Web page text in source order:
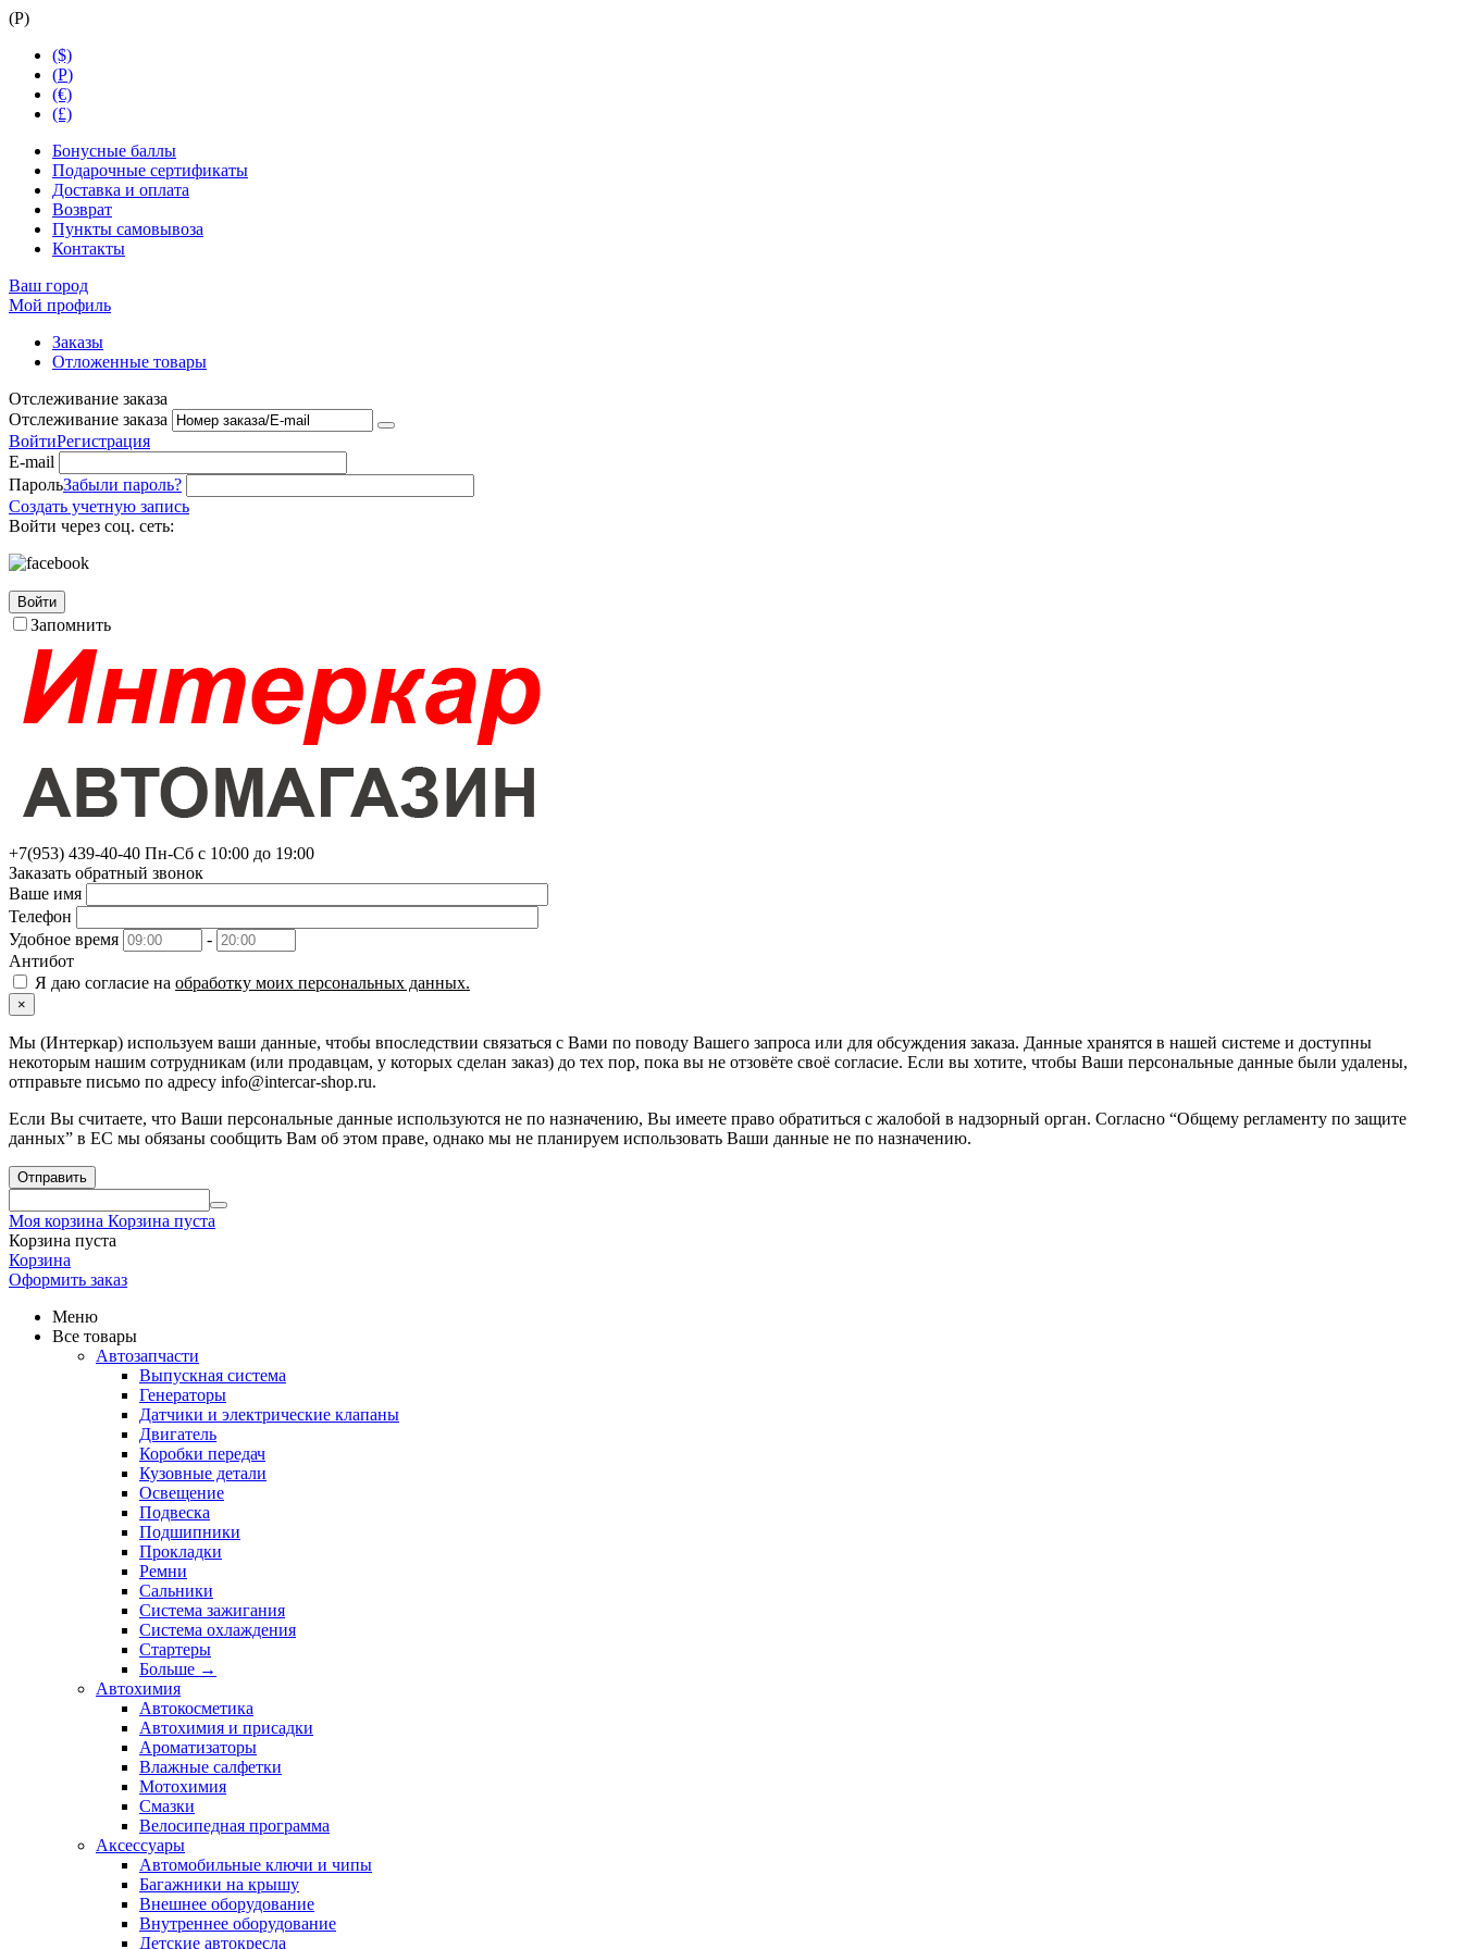
(Р)
($)
(Р)
(€)
(£)
Бонусные баллы
Подарочные сертификаты
Доставка и оплата
Возврат
Пункты самовывоза
Контакты
Ваш город
Мой профиль
Заказы
Отложенные товары
Отслеживание заказа
Отслеживание заказа
ВойтиРегистрация
E-mail
ПарольЗабыли пароль?
Создать учетную запись
Войти через соц. сеть:
Войти
Запомнить
+7(953) 439-40-40 Пн-Сб с 10:00 до 19:00
Заказать обратный звонок
Ваше имя
Телефон
Удобное время
-
Антибот
Я даю согласие на обработку моих персональных данных.
×
Мы (Интеркар) используем ваши данные, чтобы впоследствии связаться с Вами по поводу Вашего запроса или для обсуждения заказа. Данные хранятся в нашей системе и доступны
некоторым нашим сотрудникам (или продавцам, у которых сделан заказ) до тех пор, пока вы не отзовёте своё согласие. Если вы хотите, чтобы Ваши персональные данные были удалены,
отправьте письмо по адресу info@intercar-shop.ru.
Если Вы считаете, что Ваши персональные данные используются не по назначению, Вы имеете право обратиться с жалобой в надзорный орган. Согласно “Общему регламенту по защите
данных” в ЕС мы обязаны сообщить Вам об этом праве, однако мы не планируем использовать Ваши данные не по назначению.
Отправить
Моя корзина Корзина пуста
Корзина пуста
Корзина
Оформить заказ
Меню
Все товары
Автозапчасти
Выпускная система
Генераторы
Датчики и электрические клапаны
Двигатель
Коробки передач
Кузовные детали
Освещение
Подвеска
Подшипники
Прокладки
Ремни
Сальники
Система зажигания
Система охлаждения
Стартеры
Больше →
Автохимия
Автокосметика
Автохимия и присадки
Ароматизаторы
Влажные салфетки
Мотохимия
Смазки
Велосипедная программа
Аксессуары
Автомобильные ключи и чипы
Багажники на крышу
Внешнее оборудование
Внутреннее оборудование
Детские автокресла